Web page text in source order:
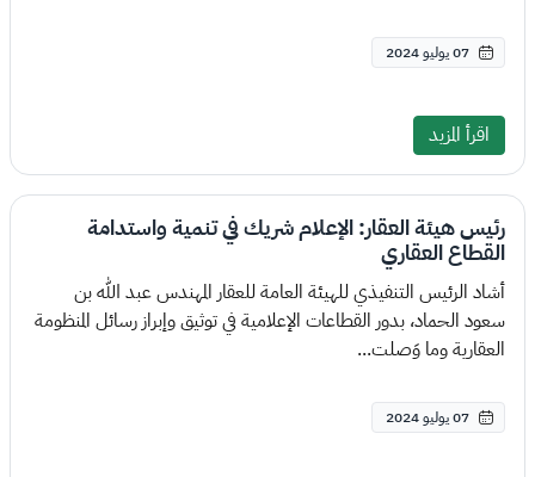
07 يوليو 2024
اقرأ المزيد
رئيس هيئة العقار: الإعلام شريك في تنمية واستدامة
القطاع العقاري
أشاد الرئيس التنفيذي للهيئة العامة للعقار المهندس عبد الله بن
سعود الحماد، بدور القطاعات الإعلامية في توثيق وإبراز رسائل المنظومة
العقارية وما وَصلت...
07 يوليو 2024